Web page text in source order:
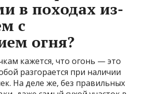
в походах из-
с
огня?
кажется, что огонь — это
разгорается при наличии
На деле же, без правильных